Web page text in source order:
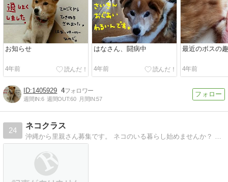
お知らせ
4年前
はなさん、闘病中
4年前
最近のボスの
4年前
1405929 4
週間IN:6 週間OUT:60 月間IN:57
24
ネコクラス
沖縄から里親さん募集です。 ネコのいる暮らし始めませんか？ 里親会にも参加しています.是非足を運んでみてね